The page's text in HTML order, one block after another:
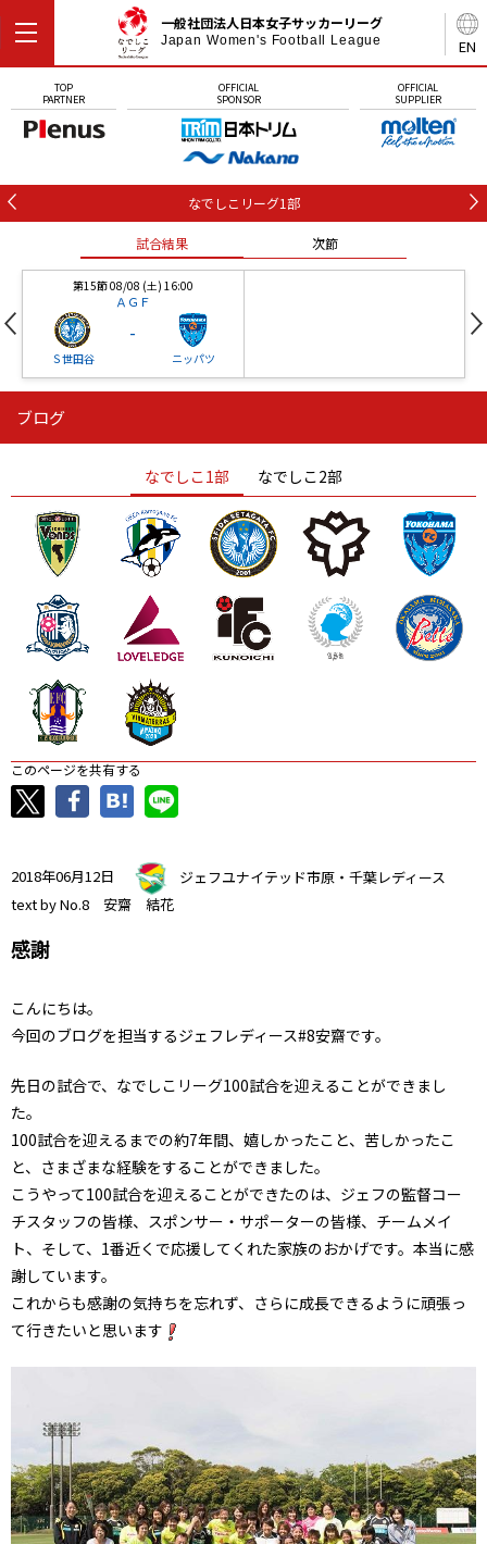
EN
一般社団法人日本女子サッカーリーグ
Japan Women's Football League
TOP
PARTNER
OFFICIAL
SPONSOR
OFFICIAL
SUPPLIER
なでしこリーグ1部
試合結果 次節
第15節 08/08 (土) 16:00
ＡＧＦ
Ｓ世田谷
-
ニッパツ
ニッパツ
ニッパツ 名古屋
石人の星
静岡 愛媛Ｌ
ブログ
なでしこ1部 なでしこ2部
このページを共有する
2018年06月12日
ジェフユナイテッド市原・千葉レディース
text by No.8 安齋 結花
感謝
こんにちは。
今回のブログを担当するジェフレディース#8安齋です。
先日の試合で、なでしこリーグ100試合を迎えることができまし
た。
100試合を迎えるまでの約7年間、嬉しかったこと、苦しかったこ
と、さまざまな経験をすることができました。
こうやって100試合を迎えることができたのは、ジェフの監督コー
チスタッフの皆様、スポンサー・サポーターの皆様、チームメイ
ト、そして、1番近くで応援してくれた家族のおかげです。本当に感
謝しています。
これからも感謝の気持ちを忘れず、さらに成長できるように頑張っ
て行きたいと思います